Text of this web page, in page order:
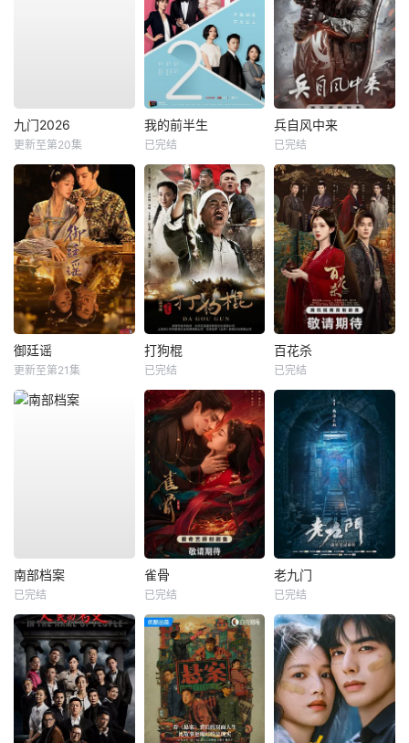
九门2026
更新至第20集
我的前半生
已完结
兵自风中来
已完结
御廷谣
更新至第21集
打狗棍
已完结
百花杀
已完结
南部档案
已完结
雀骨
已完结
老九门
已完结